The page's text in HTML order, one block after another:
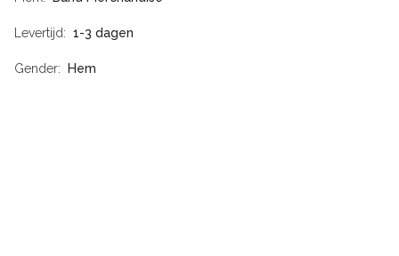
Levertijd 1-3 dagen
Gender Hem